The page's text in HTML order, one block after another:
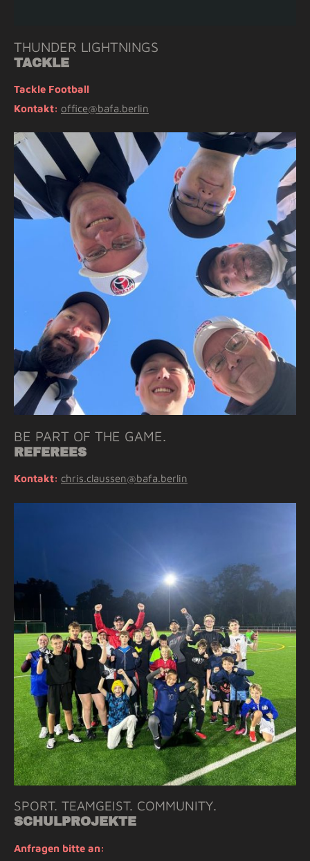
THUNDER LIGHTNINGS
TACKLE
Tackle Football
Kontakt: office@bafa.berlin
BE PART OF THE GAME.
REFEREES
Kontakt: chris.claussen@bafa.berlin
SPORT. TEAMGEIST. COMMUNITY.
SCHULPROJEKTE
Anfragen bitte an: